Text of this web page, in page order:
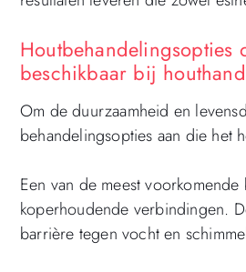
Houtbehandelingsopties
beschikbaar bij
Om de duurzaamheid en
behandelingsopties aan die het
Een van de meest
koperhoudende verbindingen.
barrière tegen vocht en